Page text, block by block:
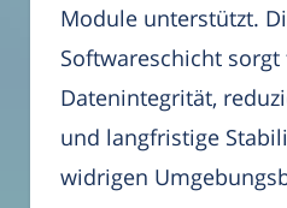
Module unterstützt.
Softwareschicht
Datenintegrität,
und langfristige
widrigen